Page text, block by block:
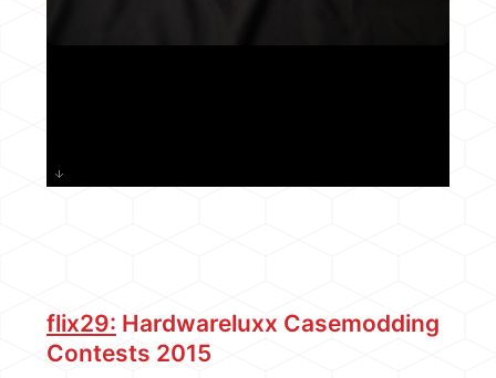
flix29: Hardwareluxx Casemodding
Contests 2015